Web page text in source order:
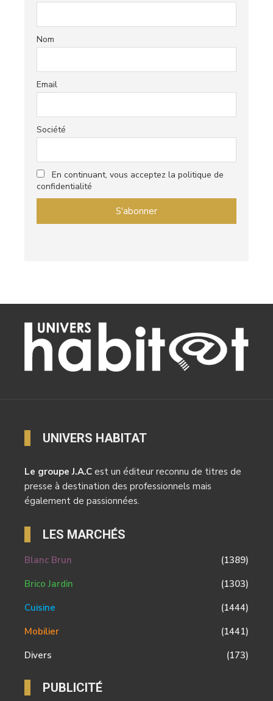
Nom
Email
Société
En continuant, vous acceptez la politique de
confidentialité
UNIVERS HABITAT
Le groupe J.A.C est un éditeur reconnu de titres de
presse à destination des professionnels mais
également de passionnées.
LES MARCHÉS
Blanc Brun
(1389)
Brico Jardin
(1303)
Cuisine
(1444)
Mobilier
(1441)
Divers
(173)
PUBLICITÉ